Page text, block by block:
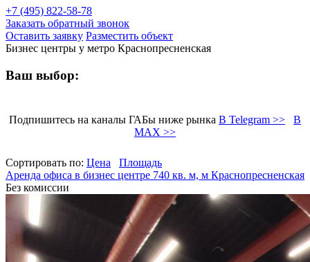
+7 (495) 822-58-78
Заказать обратный звонок
Оставить заявку Разместить объект
Бизнес центры у метро Краснопресненская
Ваш выбор:
Подпишитесь на каналы ГАБы ниже рынка В Telegram >>
В
MAX >>
Сортировать по: Цена
Площадь
Аренда офиса в бизнес центре 740 кв. м, м Краснопресненская
Без комиссии